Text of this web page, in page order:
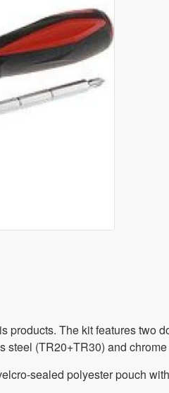
The kit features two
(TR20+TR30) and
sealed polyester pouch